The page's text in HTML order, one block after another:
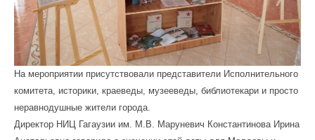
На мероприятии присутствовали представители Исполнительного
комитета, историки, краеведы, музееведы, библиотекари и просто
неравнодушные жители города.
Директор НИЦ Гагаузии им. М.В. Маруневич Константинова Ирина